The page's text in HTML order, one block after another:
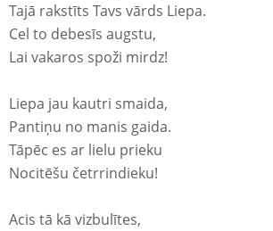
Tajā rakstīts Tavs vārds Liepa.
Cel to debesīs augstu,
Lai vakaros spoži mirdz!
Liepa jau kautri smaida,
Pantiņu no manis gaida.
Tāpēc es ar lielu prieku
Nocitēšu četrrindieku!
Acis tā kā vizbulītes,